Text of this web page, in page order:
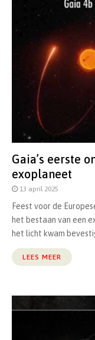
Gaia’s eerste
exoplaneet
13 april 2025
Feest voor de
het bestaan van een
het licht kwam
LEES MEER